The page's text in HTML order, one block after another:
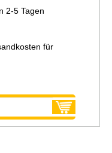
2-5 Tagen
für